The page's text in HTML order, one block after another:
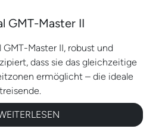
GMT-Master II
Master II, robust und
dass sie das gleichzeitige
ermöglicht – die ideale